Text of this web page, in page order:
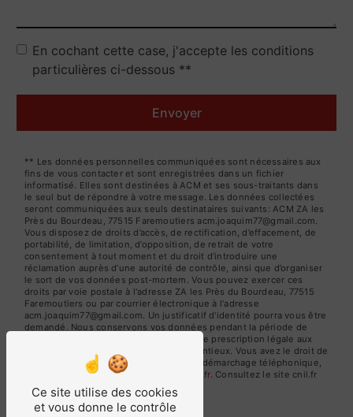
En cochant cette case, j'accepte les conditions
particulières ci-dessous **
Envoyer
** Les données personnelles communiquées sont nécessaires aux
fins de vous contacter et sont enregistrées dans un fichier
informatisé. Elles sont destinées à ACM et ses sous-traitants dans
le seul but de répondre à votre message. Les données collectées
seront communiquées aux seuls destinataires suivants: ACM ZA les
Près du Bourdeau, 77515 Faremoutiers acm.joaquim77@gmail.com.
Vous disposez de droits d’accès, de rectification, d’effacement, de
portabilité, de limitation, d’opposition, de retrait de votre
consentement à tout moment et du droit d’introduire une
réclamation auprès d’une autorité de contrôle, ainsi que d’organiser
le sort de vos données post-mortem. Vous pouvez exercer ces
droits par voie postale à l'adresse ZA les Près du Bourdeau, 77515
Faremoutiers ou par courrier électronique à l'adresse
acm.joaquim77@gmail.com. Un justificatif d'identité pourra vous être
demandé. Nous conservons vos données pendant la période de
prise de contact puis pendant la durée de prescription légale aux
fins probatoires et de gestion des contentieux. Vous avez le droit de
vous inscrire sur la liste d'opposition au démarchage téléphonique,
disponible à cette adresse:
Bloctel.gouv.fr. Consultez le site cnil.fr
pour plus d’informations sur vos droits.
Ce site utilise des cookies
et vous donne le contrôle